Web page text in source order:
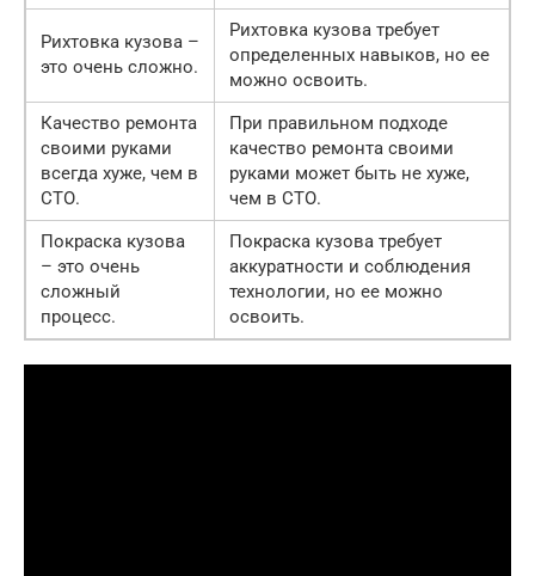
Рихтовка кузова –
это очень сложно.
Рихтовка кузова требует
определенных навыков, но ее
можно освоить.
Качество ремонта
своими руками
всегда хуже, чем в
СТО.
При правильном подходе
качество ремонта своими
руками может быть не хуже,
чем в СТО.
Покраска кузова
– это очень
сложный
процесс.
Покраска кузова требует
аккуратности и соблюдения
технологии, но ее можно
освоить.